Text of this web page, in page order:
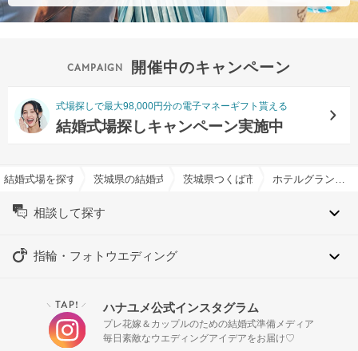
開催中のキャンペーン
式場探しで最大98,000円分の電子マネーギフト貰える
結婚式場探しキャンペーン実施中
結婚式場を探すならハナユメ茨城県の結婚式場一覧茨城県つくば市の結婚式場一覧 ホテルグランド東雲で結婚式
相談して探す
指輪・フォトウエディング
＼ TAP! ／ ハナユメ公式インスタグラム
プレ花嫁＆カップルのための結婚式準備メディア
毎日素敵なウエディングアイデアをお届け♡